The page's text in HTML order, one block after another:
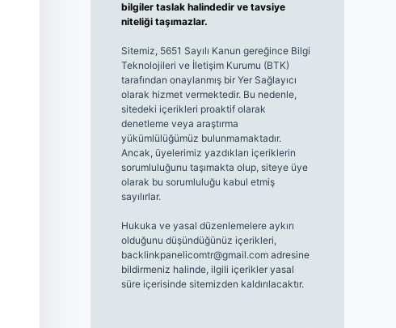
bilgiler taslak halindedir ve tavsiye
niteliği taşımazlar.
Sitemiz, 5651 Sayılı Kanun gereğince Bilgi
Teknolojileri ve İletişim Kurumu (BTK)
tarafından onaylanmış bir Yer Sağlayıcı
olarak hizmet vermektedir. Bu nedenle,
sitedeki içerikleri proaktif olarak
denetleme veya araştırma
yükümlülüğümüz bulunmamaktadır.
Ancak, üyelerimiz yazdıkları içeriklerin
sorumluluğunu taşımakta olup, siteye üye
olarak bu sorumluluğu kabul etmiş
sayılırlar.
Hukuka ve yasal düzenlemelere aykırı
olduğunu düşündüğünüz içerikleri,
backlinkpanelicomtr@gmail.comadresine
bildirmeniz halinde, ilgili içerikler yasal
süre içerisinde sitemizden kaldırılacaktır.